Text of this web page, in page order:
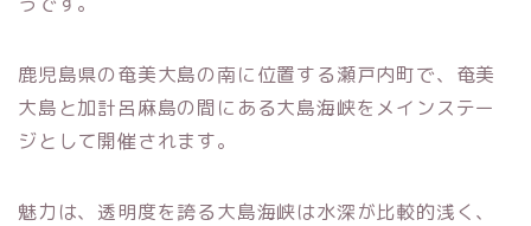
鹿児島県の奄美大島の南に位置する瀬戸内町で、奄美
大島と加計呂麻島の間にある大島海峡をメインステー
ジとして開催されます。
魅力は、透明度を誇る大島海峡は水深が比較的浅く、